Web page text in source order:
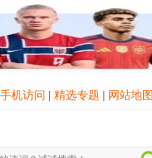
手机访问 精选专题 网站地图